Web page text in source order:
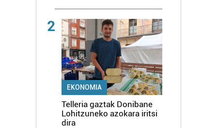
2
EKONOMIA
Telleria gaztak Donibane
Lohitzuneko azokara iritsi
dira